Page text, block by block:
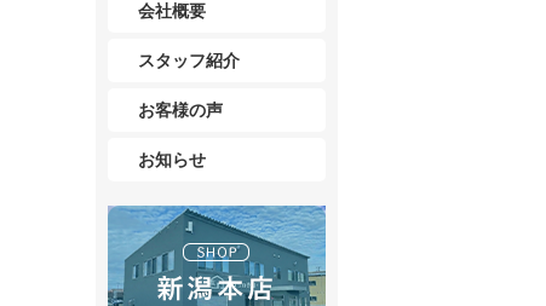
会社概要
スタッフ紹介
お客様の声
お知らせ